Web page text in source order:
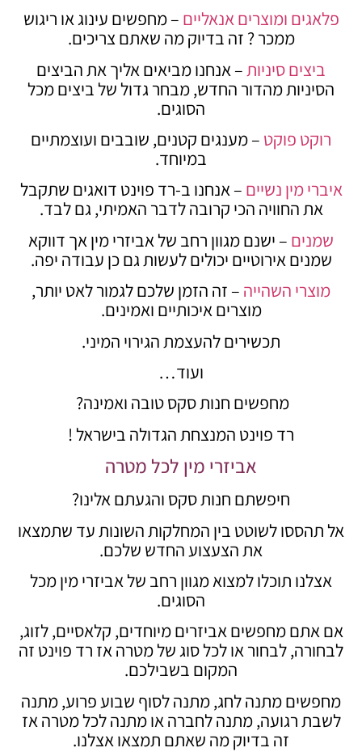
פלאגים ומוצרים אנאליים – מחפשים עינוג או ריגוש
ממכר ? זה בדיוק מה שאתם צריכים.
ביצים סיניות– אנחנו מביאים אליך את הביצים
הסיניות מהדור החדש, מבחר גדול של ביצים מכל
הסוגים.
רוקט פוקט – מענגים קטנים, שובבים ועוצמתיים
במיוחד.
איברי מין נשיים – אנחנו ב-רד פוינט דואגים שתקבל
את החוויה הכי קרובה לדבר האמיתי, גם לבד.
שמנים – ישנם מגוון רחב של אביזרי מין אך דווקא
שמנים אירוטיים יכולים לעשות גם כן עבודה יפה.
מוצרי השהייה – זה הזמן שלכם לגמור לאט יותר,
מוצרים איכותיים ואמינים.
תכשירים להעצמת הגירוי המיני.
ועוד…
מחפשים חנות סקס טובה ואמינה?
רד פוינט המנצחת הגדולה בישראל !
אביזרי מין לכל מטרה
חיפשתם חנות סקס והגעתם אלינו?
אל תהססו לשוטט בין המחלקות השונות עד שתמצאו
את הצעצוע החדש שלכם.
אצלנו תוכלו למצוא מגוון רחב של אביזרי מין מכל
הסוגים.
אם אתם מחפשים אביזרים מיוחדים, קלאסיים, לזוג,
לבחורה, לבחור או לכל סוג של מטרה אז רד פוינט זה
המקום בשבילכם.
מחפשים מתנה לחג, מתנה לסוף שבוע פרוע, מתנה
לשבת רגועה, מתנה לחברה או מתנה לכל מטרה אז
זה בדיוק מה שאתם תמצאו אצלנו.